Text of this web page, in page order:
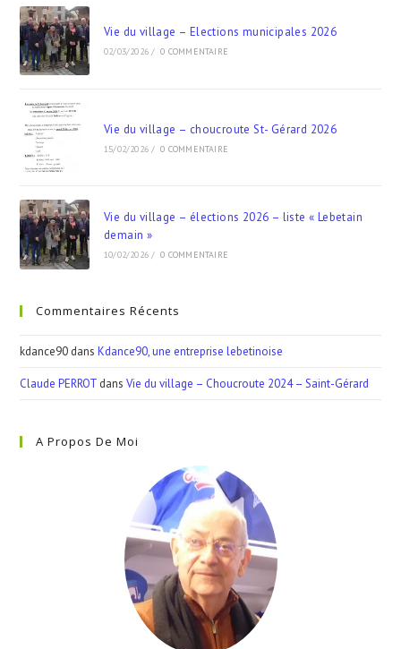
Vie du village – Elections municipales 2026
02/03/2026 / 0 COMMENTAIRE
Vie du village – choucroute St- Gérard 2026
15/02/2026 / 0 COMMENTAIRE
Vie du village – élections 2026 – liste « Lebetain
demain »
10/02/2026 / 0 COMMENTAIRE
Commentaires Récents
kdance90 dansKdance90, une entreprise lebetinoise
Claude PERROT dansVie du village – Choucroute 2024 – Saint-Gérard
A Propos De Moi